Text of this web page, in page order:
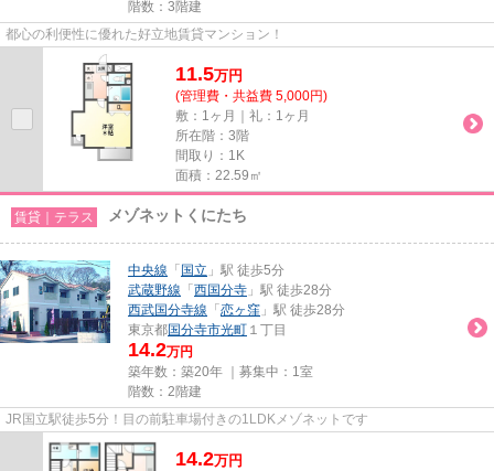
階数：3階建
都心の利便性に優れた好立地賃貸マンション！
11.5万円
(管理費・共益費 5,000円)
敷：1ヶ月｜礼：1ヶ月
所在階：3階
間取り：1K
面積：22.59㎡
賃貸｜テラス メゾネットくにたち
中央線 「 国立 」駅 徒歩5分
武蔵野線 「 西国分寺 」駅 徒歩28分
西武国分寺線 「 恋ヶ窪 」駅 徒歩28分
東京都国分寺市光町 １丁目
14.2万円
築年数：築20年 ｜募集中： 1室
階数：2階建
JR国立駅徒歩5分！目の前駐車場付きの1LDKメゾネットです
14.2万円